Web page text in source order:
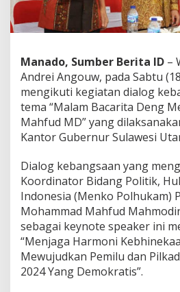
I
k
u
i
G
i
a
t
M
a
l
m
B
a
a
r
i
t
a
B
Manado, Sumber Berita ID –
Andrei Angouw, pada Sabtu
mengikuti kegiatan dialog
tema “Malam Bacarita Deng
Mahfud MD” yang
Kantor Gubernur Sulawesi
Dialog kebangsaan yang
Koordinator Bidang Politik,
Indonesia (Menko Polhukam)
Mohammad Mahfud
sebagai keynote speaker ini
“Menjaga Harmoni
Mewujudkan Pemilu dan
2024 Yang Demokratis”.